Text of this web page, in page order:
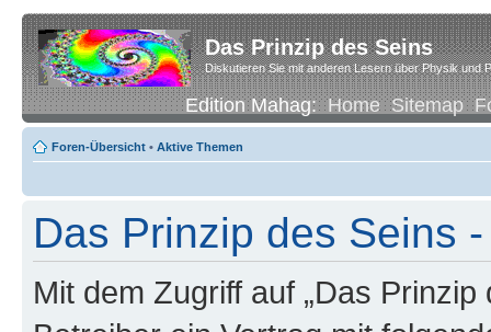
Das Prinzip des Seins
Diskutieren Sie mit anderen Lesern über Physik und
Edition Mahag:Home Sitemap
Foren-Übersicht • Aktive Themen
Das Prinzip des Seins
Mit dem Zugriff auf „Das